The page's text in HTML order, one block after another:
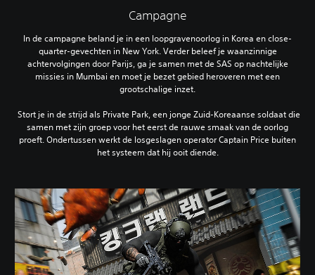
Campagne
In de campagne beland je in een loopgravenoorlog in Korea en close-
quarter-gevechten in New York. Verder beleef je waanzinnige
achtervolgingen door Parijs, ga je samen met de SAS op nachtelijke
missies in Mumbai en moet je bezet gebied heroveren met een
grootschalige inzet.
‎ Stort je in de strijd als Private Park, een jonge Zuid-Koreaanse soldaat die
samen met zijn groep voor het eerst de rauwe smaak van de oorlog
proeft. Ondertussen werkt de losgeslagen operator Captain Price buiten
het systeem dat hij ooit diende.